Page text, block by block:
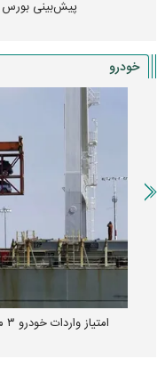
پیش‌بینی بورس امروز
خودرو